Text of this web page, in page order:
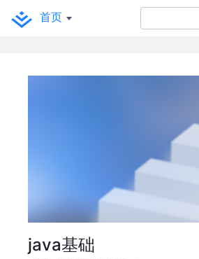
首页
java基础